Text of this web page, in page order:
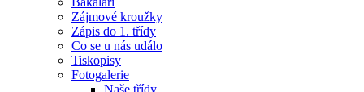
Zájmové kroužky
Zápis do 1. třídy
Co se u nás událo
Tiskopisy
Fotogalerie
Naše třídy